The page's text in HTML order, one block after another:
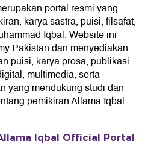
portal resmi yang
karya sastra, puisi, filsafat,
Iqbal. Website ini
Pakistan dan menyediakan
puisi, karya prosa, publikasi
multimedia, serta
yang mendukung studi dan
pemikiran Allama Iqbal.
Iqbal Official Portal